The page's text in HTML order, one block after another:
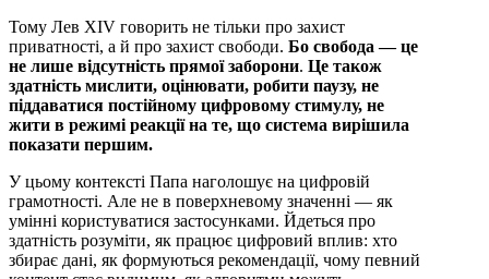
Тому Лев XIV говорить не тільки про захист
приватності, а й про захист свободи. Бо свобода — це
не лише відсутність прямої заборони. Це також
здатність мислити, оцінювати, робити паузу, не
піддаватися постійному цифровому стимулу, не
жити в режимі реакції на те, що система вирішила
показати першим.
У цьому контексті Папа наголошує на цифровій
грамотності. Але не в поверхневому значенні — як
умінні користуватися застосунками. Йдеться про
здатність розуміти, як працює цифровий вплив: хто
збирає дані, як формуються рекомендації, чому певний